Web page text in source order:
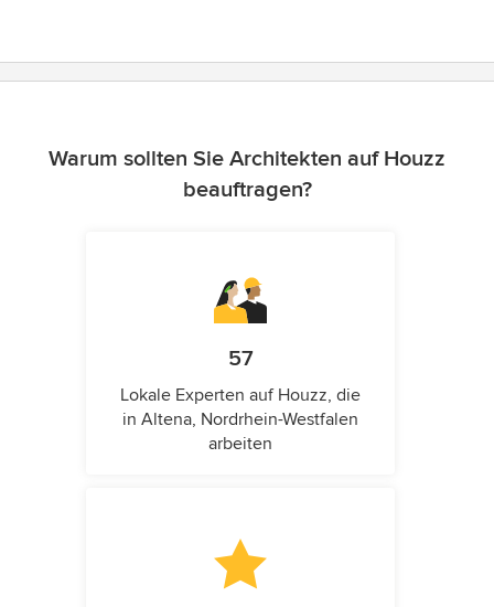
Warum sollten Sie Architekten auf Houzz
beauftragen?
57
Lokale Experten auf Houzz, die
in Altena, Nordrhein-Westfalen
arbeiten